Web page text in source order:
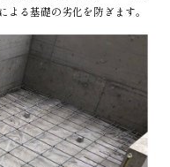
る基礎の劣化を防ぎます。